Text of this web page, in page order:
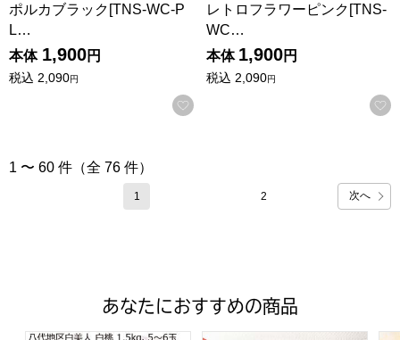
ポルカブラック[TNS-WC-P
L…
本体 1,900円
税込 2,090円
お気に入りに登録する
レトロフラワーピンク[TNS-
WC…
本体 1,900円
税込 2,090円
1 〜 60 件（全 76 件）
1 2 次へ
あなたにおすすめの商品